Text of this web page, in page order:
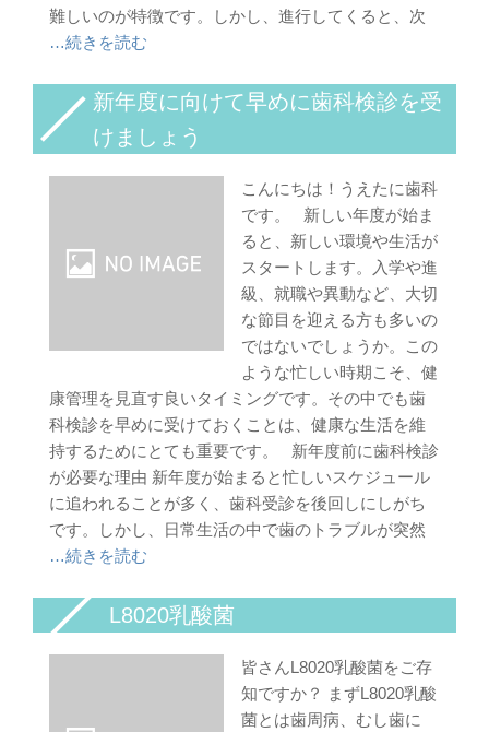
難しいのが特徴です。しかし、進行してくると、次
…続きを読む
新年度に向けて早めに歯科検診を受
けましょう
こんにちは！うえたに歯科
です。 新しい年度が始ま
ると、新しい環境や生活が
スタートします。入学や進
級、就職や異動など、大切
な節目を迎える方も多いの
ではないでしょうか。この
ような忙しい時期こそ、健
康管理を見直す良いタイミングです。その中でも歯
科検診を早めに受けておくことは、健康な生活を維
持するためにとても重要です。 新年度前に歯科検診
が必要な理由 新年度が始まると忙しいスケジュール
に追われることが多く、歯科受診を後回しにしがち
です。しかし、日常生活の中で歯のトラブルが突然
…続きを読む
L8020乳酸菌
皆さんL8020乳酸菌をご存
知ですか？ まずL8020乳酸
菌とは歯周病、むし歯に